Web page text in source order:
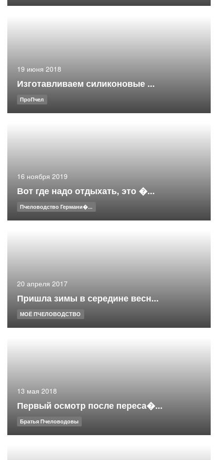
19 июня 2018
Изготавливаем силиконовые ...
ПроПчел
16 ноября 2019
Вот где надо отдыхать, это �...
Пчеловодство Германи�...
20 апреля 2017
Пришла зимы в середине весн...
МОЁ ПЧЕЛОВОДСТВО
13 мая 2018
Первый осмотр после переса�...
Братья Пчеловодовы